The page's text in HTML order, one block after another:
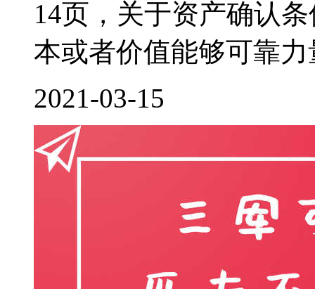
14页，关于资产确认
本或者价值能够可靠
2021-03-15